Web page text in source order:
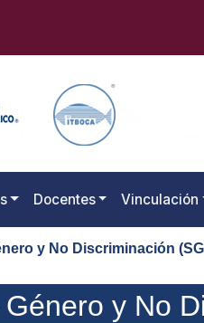
Docentes Vinculación
y No Discriminación
y No